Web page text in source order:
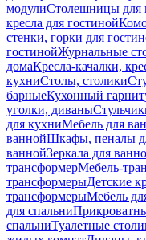
модулиСтолешницы для
кресла для гостиной
стенки, горки для
гостинойЖурнальные
домаКресла-качалки,
кухниСтолы, столики
барныеКухонный
уголки, диваны
для кухниМебель для
ваннойШкафы, пеналы
ваннойЗеркала для
трансформерМебель-
трансформерыДетские
трансформерыМебель
для спальни
спальниТуалетные